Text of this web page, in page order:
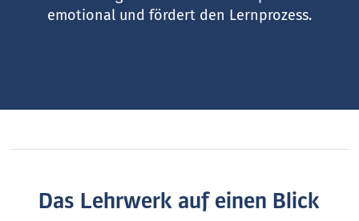
emotional und fördert den Lernprozess.
Das Lehrwerk auf einen Blick